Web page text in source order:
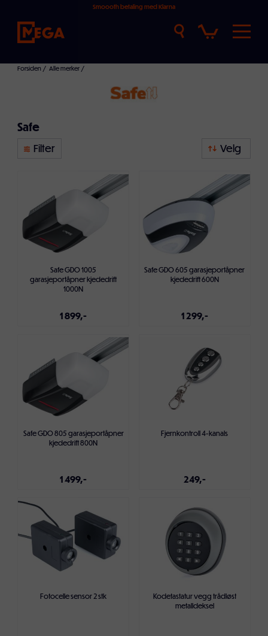
Smoooth betaling med Klarna
Forsiden / Alle merker /
Safe
Filter
Safe GDO 1005
garasjeportåpner kjededrift
1000N
1 899,-
Legg i handlekurven
Safe GDO 605 garasjeportåpner
kjededrift 600N
1 299,-
Legg i handlekurven
Safe GDO 805 garasjeportåpner
kjededrift 800N
1 499,-
Legg i handlekurven
Fjernkontroll 4-kanals
249,-
Legg i handlekurven
Fotocelle sensor 2 stk
Kodetastatur vegg trådløst
metalldeksel